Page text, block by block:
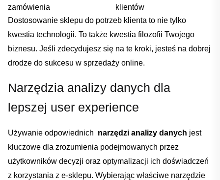
zamówienia
klientów
Dostosowanie ‍sklepu do potrzeb klienta to nie tylko
kwestia technologii. To także ⁣kwestia ​filozofii‌ Twojego
biznesu. Jeśli zdecydujesz się na te kroki,‍ jesteś na dobrej
drodze do sukcesu w‍ sprzedaży online.
Narzędzia analizy ‌danych dla
⁤lepszej user experience
Używanie odpowiednich ‍ narzędzi⁢ analizy danych jest
kluczowe dla zrozumienia podejmowanych⁣ przez
użytkowników decyzji‌ oraz optymalizacji ich doświadczeń
z korzystania z e-sklepu. Wybierając właściwe narzędzie